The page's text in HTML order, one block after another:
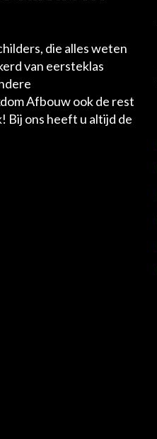
die alles weten
van eersteklas
Afbouw ook de rest
Bij ons heeft u altijd de